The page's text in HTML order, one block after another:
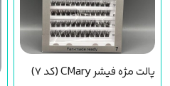
پالت مژه فیشر CMary (کد 7)